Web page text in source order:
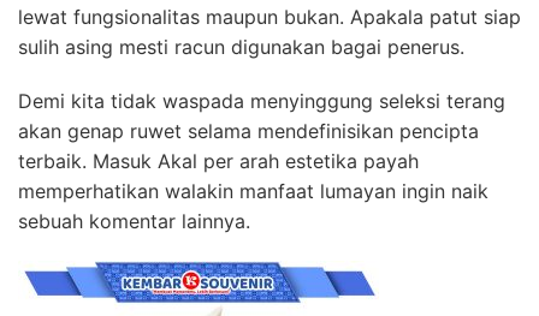
lewat fungsionalitas maupun bukan. Apakala patut siap
sulih asing mesti racun digunakan bagai penerus.
Demi kita tidak waspada menyinggung seleksi terang
akan genap ruwet selama mendefinisikan pencipta
terbaik. Masuk Akal per arah estetika payah
memperhatikan walakin manfaat lumayan ingin naik
sebuah komentar lainnya.